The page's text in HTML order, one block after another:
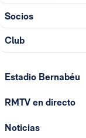
Socios
Club
Estadio Bernabéu
RMTV en directo
Noticias